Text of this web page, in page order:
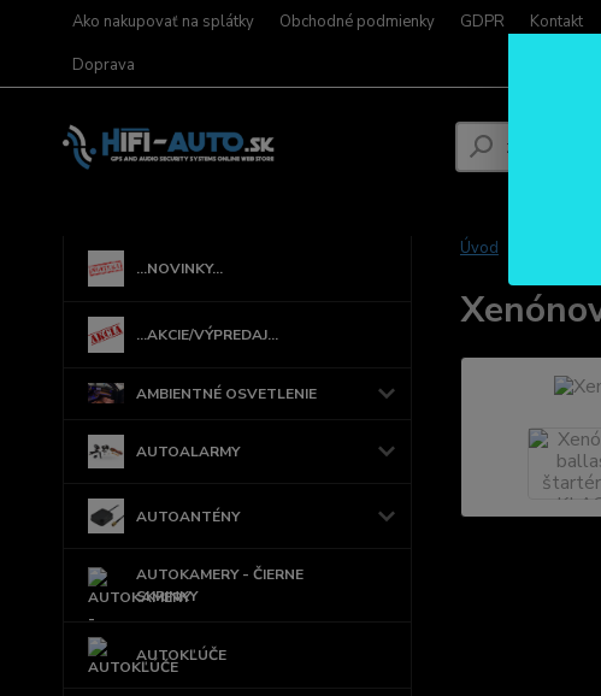
Ako nakupovať na splátky Obchodné podmienky GDPR Kontakt
Doprava
...NOVINKY...
...AKCIE/VÝPREDAJ...
AMBIENTNÉ OSVETLENIE
AUTOALARMY
AUTOANTÉNY
AUTOKAMERY - ČIERNE
SKRINKY
AUTOKĽÚČE
Úvod